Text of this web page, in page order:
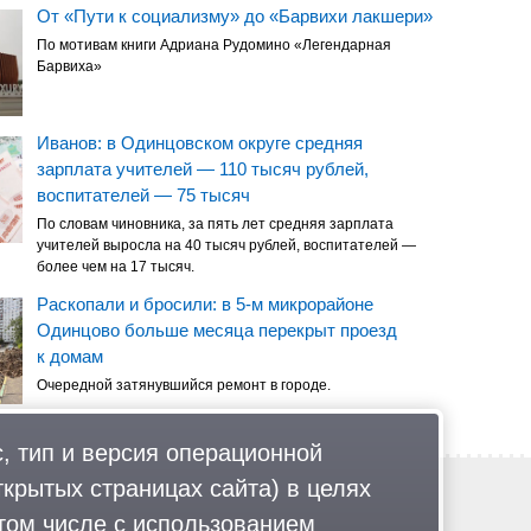
От «Пути к социализму» до «Барвихи лакшери»
По мотивам книги Адриана Рудомино «Легендарная
Барвиха»
Иванов: в Одинцовском округе средняя
зарплата учителей — 110 тысяч рублей,
воспитателей — 75 тысяч
По словам чиновника, за пять лет средняя зарплата
учителей выросла на 40 тысяч рублей, воспитателей —
более чем на 17 тысяч.
Раскопали и бросили: в 5-м микрорайоне
Одинцово больше месяца перекрыт проезд
к домам
Очередной затянувшийся ремонт в городе.
Обратная связь
Политика обработки персональных данных
тип и версия операционной
страницах сайта) в целях
числе с использованием